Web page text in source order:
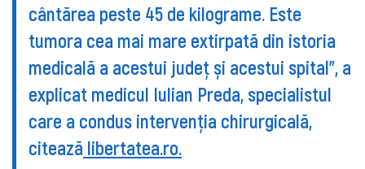
cântărea peste 45 de kilograme. Este
tumora cea mai mare extirpată din istoria
medicală a acestui județ și acestui spital", a
explicat medicul Iulian Preda, specialistul
care a condus intervenția chirurgicală,
citează libertatea.ro.